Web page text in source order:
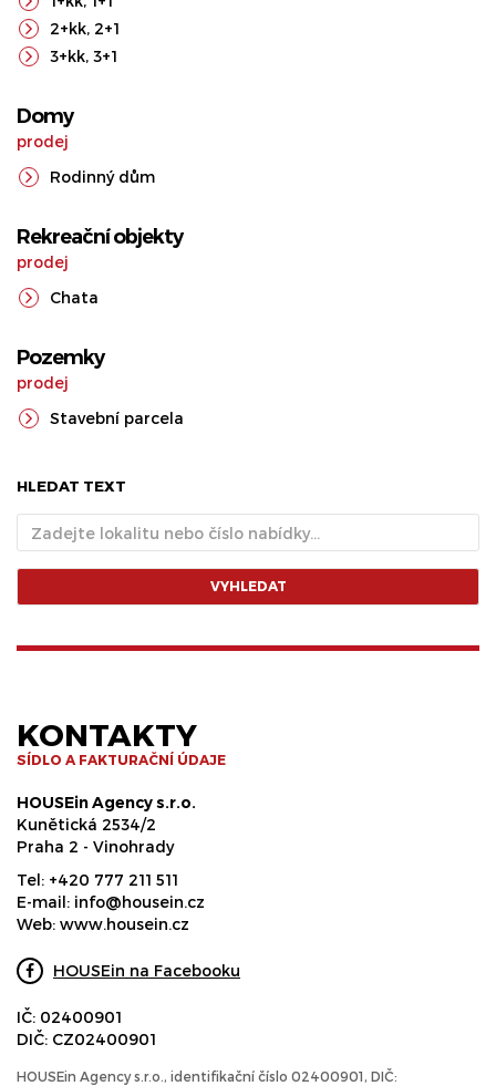
2+kk, 2+1
3+kk, 3+1
Domy
prodej
Rodinný dům
Rekreační objekty
prodej
Chata
Pozemky
prodej
Stavební parcela
HLEDAT TEXT
VYHLEDAT
KONTAKTY
SÍDLO A FAKTURAČNÍ ÚDAJE
HOUSEin Agency s.r.o.
Kunětická 2534/2
Praha 2 - Vinohrady
Tel: +420 777 211 511
E-mail: info@housein.cz
Web: www.housein.cz
HOUSEin na Facebooku
IČ: 02400901
DIČ: CZ02400901
HOUSEin Agency s.r.o., identifikační číslo 02400901, DIČ: